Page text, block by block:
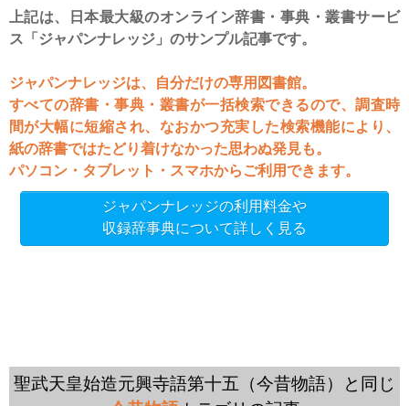
上記は、日本最大級のオンライン辞書・事典・叢書サービ
ス「ジャパンナレッジ」のサンプル記事です。
ジャパンナレッジは、自分だけの専用図書館。
すべての辞書・事典・叢書が一括検索できるので、調査時
間が大幅に短縮され、なおかつ充実した検索機能により、
紙の辞書ではたどり着けなかった思わぬ発見も。
パソコン・タブレット・スマホからご利用できます。
ジャパンナレッジの利用料金や
収録辞事典について詳しく見る
聖武天皇始造元興寺語第十五（今昔物語）と同じ